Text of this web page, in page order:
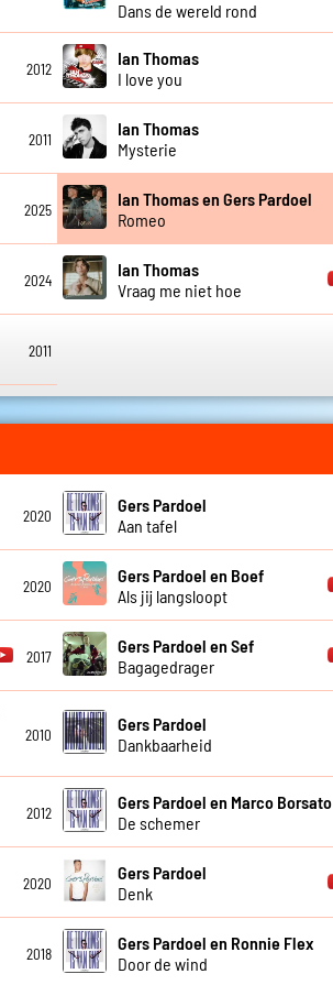
Dans de wereld rond
2012
Ian Thomas
I love you
2011
Ian Thomas
Mysterie
2025
Ian Thomas en Gers Pardoel
Romeo
2024
Ian Thomas
Vraag me niet hoe
2011
2020
Gers Pardoel
Aan tafel
2020
Gers Pardoel en Boef
Als jij langsloopt
2017
Gers Pardoel en Sef
Bagagedrager
2010
Gers Pardoel
Dankbaarheid
2012
Gers Pardoel en Marco Borsato
De schemer
2020
Gers Pardoel
Denk
2018
Gers Pardoel en Ronnie Flex
Door de wind